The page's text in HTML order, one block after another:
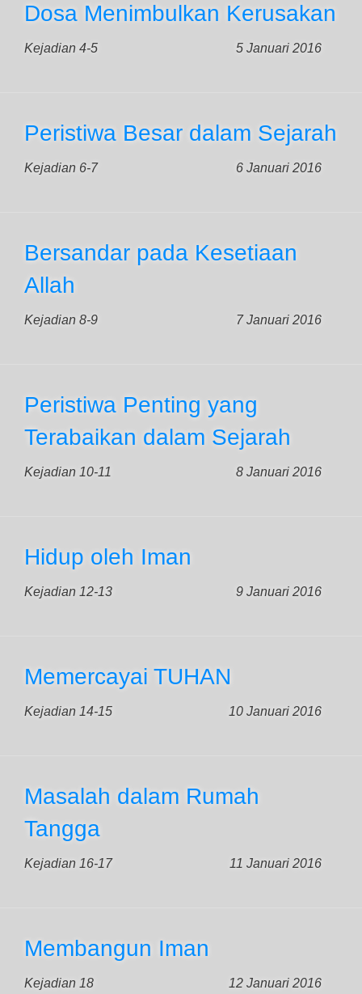
Dosa Menimbulkan Kerusakan
Kejadian 4-5 5 Januari 2016
Peristiwa Besar dalam Sejarah
Kejadian 6-7 6 Januari 2016
Bersandar pada Kesetiaan
Allah
Kejadian 8-9 7 Januari 2016
Peristiwa Penting yang
Terabaikan dalam Sejarah
Kejadian 10-11 8 Januari 2016
Hidup oleh Iman
Kejadian 12-13 9 Januari 2016
Memercayai TUHAN
Kejadian 14-15 10 Januari 2016
Masalah dalam Rumah
Tangga
Kejadian 16-17 11 Januari 2016
Membangun Iman
Kejadian 18 12 Januari 2016